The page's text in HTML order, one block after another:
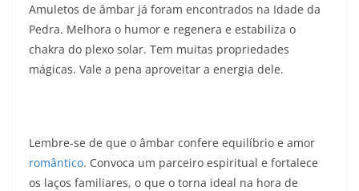
Amuletos de âmbar já foram encontrados na Idade da
Pedra. Melhora o humor e regenera e estabiliza o
chakra do plexo solar. Tem muitas propriedades
mágicas. Vale a pena aproveitar a energia dele.
Lembre-se de que o âmbar confere equilíbrio e amor
romântico. Convoca um parceiro espiritual e fortalece
os laços familiares, o que o torna ideal na hora de